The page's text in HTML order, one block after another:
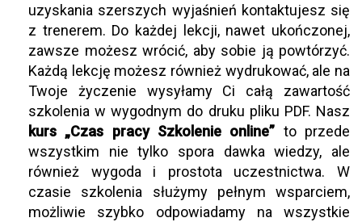
uzyskania szerszych wyjaśnień kontaktujesz się
z trenerem. Do każdej lekcji, nawet ukończonej,
zawsze możesz wrócić, aby sobie ją powtórzyć.
Każdą lekcję możesz również wydrukować, ale na
Twoje życzenie wysyłamy Ci całą zawartość
szkolenia w wygodnym do druku pliku PDF. Nasz
kurs „Czas pracy Szkolenie online” to przede
wszystkim nie tylko spora dawka wiedzy, ale
również wygoda i prostota uczestnictwa. W
czasie szkolenia służymy pełnym wsparciem,
możliwie szybko odpowiadamy na wszystkie